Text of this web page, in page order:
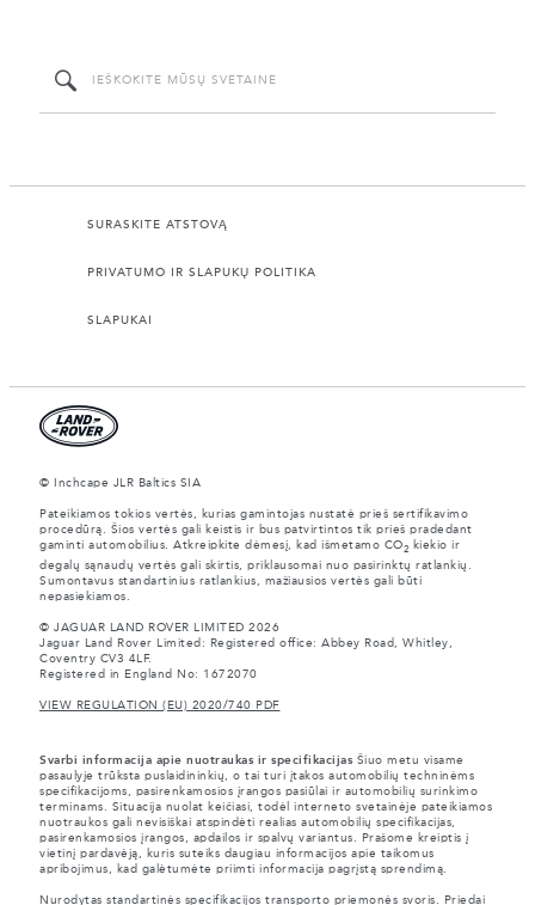
SURASKITE ATSTOVĄ
PRIVATUMO IR SLAPUKŲ POLITIKA
SLAPUKAI
© Inchcape JLR Baltics SIA
Pateikiamos tokios vertės, kurias gamintojas nustatė prieš sertifikavimo
procedūrą. Šios vertės gali keistis ir bus patvirtintos tik prieš pradedant
gaminti automobilius. Atkreipkite dėmesį, kad išmetamo CO2
kiekio ir
degalų sąnaudų vertės gali skirtis, priklausomai nuo pasirinktų ratlankių.
Sumontavus standartinius ratlankius, mažiausios vertės gali būti
nepasiekiamos.
© JAGUAR LAND ROVER LIMITED 2026
Jaguar Land Rover Limited: Registered office: Abbey Road, Whitley,
Coventry CV3 4LF.
Registered in England No: 1672070
VIEW REGULATION (EU) 2020/740 PDF
Svarbi informacija apie nuotraukas ir specifikacijasŠiuo metu visame
pasaulyje trūksta puslaidininkių, o tai turi įtakos automobilių techninėms
specifikacijoms, pasirenkamosios įrangos pasiūlai ir automobilių surinkimo
terminams. Situacija nuolat keičiasi, todėl interneto svetainėje pateikiamos
nuotraukos gali nevisiškai atspindėti realias automobilių specifikacijas,
pasirenkamosios įrangos, apdailos ir spalvų variantus. Prašome kreiptis į
vietinį pardavėją, kuris suteiks daugiau informacijos apie taikomus
apribojimus, kad galėtumėte priimti informacija pagrįstą sprendimą.
Nurodytas standartinės specifikacijos transporto priemonės svoris. Priedai